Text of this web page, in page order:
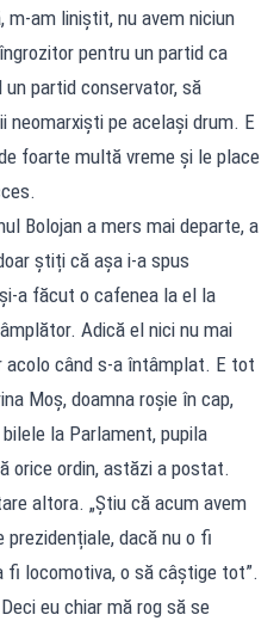
m-am liniștit, nu avem niciun
pentru un partid ca
partid conservator, să
neomarxiști pe același drum. E
foarte multă vreme și le place
Bolojan a mers mai departe, a
știți că așa i-a spus
a făcut o cafenea la el la
Adică el nici nu mai
acolo când s-a întâmplat. E tot
Moș, doamna roșie în cap,
la Parlament, pupila
orice ordin, astăzi a postat.
altora. „Știu că acum avem
dacă nu o fi
fi locomotiva, o să câștige tot”.
eu chiar mă rog să se